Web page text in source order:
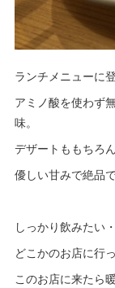
ランチメニューに
アミノ酸を使わず
味。
デザートももちろ
優しい甘みで絶品
しっかり飲みたい
どこかのお店に行
このお店に来たら